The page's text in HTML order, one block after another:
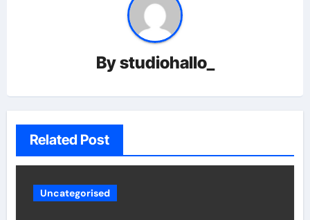
Bystudiohallo_
Related Post
Uncategorised